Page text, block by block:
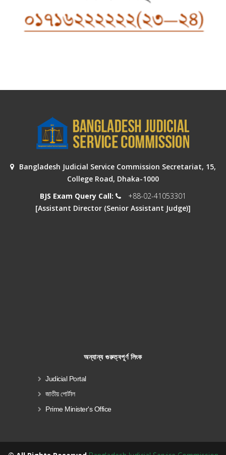
Bangladesh Judicial Service Commission Secretariat, 15,
College Road, Dhaka-1000
BJS Exam Query Call:
+88-02-41053301
[Assistant Director (Senior Assistant Judge)]
অন্যান্য গুরুত্বপূর্ণ লিংক
Judicial Portal
জাতীয় পোর্টাল
Prime Minister's Office